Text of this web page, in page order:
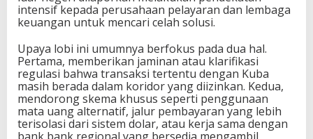
intensif kepada perusahaan pelayaran dan lembaga
keuangan untuk mencari celah solusi.
Upaya lobi ini umumnya berfokus pada dua hal.
Pertama, memberikan jaminan atau klarifikasi
regulasi bahwa transaksi tertentu dengan Kuba
masih berada dalam koridor yang diizinkan. Kedua,
mendorong skema khusus seperti penggunaan
mata uang alternatif, jalur pembayaran yang lebih
terisolasi dari sistem dolar, atau kerja sama dengan